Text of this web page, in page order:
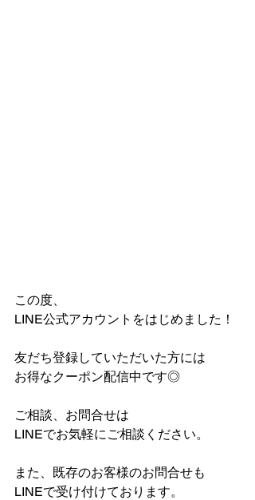
この度、
LINE公式アカウントをはじめました！
友だち登録していただいた方には
お得なクーポン配信中です◎
ご相談、お問合せは
LINEでお気軽にご相談ください。
また、既存のお客様のお問合せも
LINEで受け付けております。